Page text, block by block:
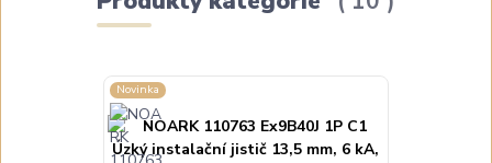
Novinka